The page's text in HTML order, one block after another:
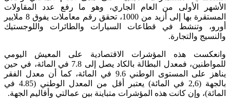
الأشهر الأولى من العام الجاري، وهو ما رفع عدد المقاولات
المستقرة بها إلى أزيد من 1000، تحقق رقم معاملات يفوق 8 ملايير
أورو، وتنشط في قطاعات السيارات والطائرات واللوجستيك
والنسيج والتجارة.
وانعكست هذه المؤشرات الاقتصادية على المعيش اليومي
للمواطنين، فمعدل البطالة بالكاد يصل إلى 7.8 في المائة، في حين
يناهز على المستوى الوطني 9.6 في المائة، كما أن معدل الفقر
بالجهة (2,6 في المائة) يعتبر أقل من المعدل الوطني (4.85 في
المائة)، وإن كانت هذه المؤشرات متباينة بين عمالتي وأقاليم الجهة.